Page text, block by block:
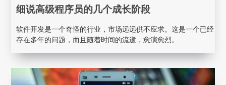
细说高级程序员的几个成长阶段
软件开发是一个奇怪的行业，市场远远供不应求。这是一个已经
存在多年的问题，而且随着时间的流逝，愈演愈烈。